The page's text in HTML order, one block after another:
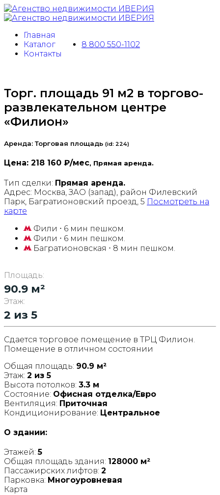
Главная
Каталог
Контакты
8 800 550-1102
Торг. площадь 91 м2 в торгово-
развлекательном центре
«Филион»
Аренда: Торговая площадь (id: 224)
Цена: 218 160 ₽/мес, Прямая аренда.
Тип сделки: Прямая аренда.
Адрес: Москва, ЗАО (запад), район Филевский
Парк, Багратионовский проезд, 5 Посмотреть на
карте
Фили ⋅ 6 мин пешком.
Фили ⋅ 6 мин пешком.
Багратионовская ⋅ 8 мин пешком.
Площадь:
90.9 м²
Этаж:
2 из 5
Сдается торговое помещение в ТРЦ Филион.
Помещение в отличном состоянии
Общая площадь: 90.9 м²
Этаж: 2 из 5
Высота потолков: 3.3 м
Состояние: Офисная отделка/Евро
Вентиляция: Приточная
Кондиционирование: Центральное
О здании:
Этажей:5
Общая площадь здания: 128000 м²
Пассажирских лифтов: 2
Парковка: Многоуровневая
Карта